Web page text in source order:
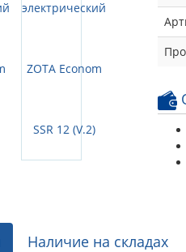
Наличие на складах